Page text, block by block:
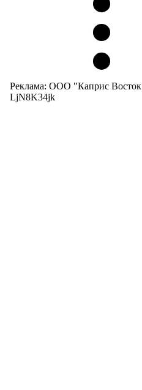
Реклама: ООО "Каприс
LjN8K34jk